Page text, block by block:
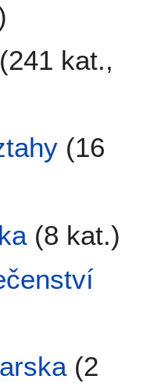
(241 kat.,
(16
(8 kat.)
(2